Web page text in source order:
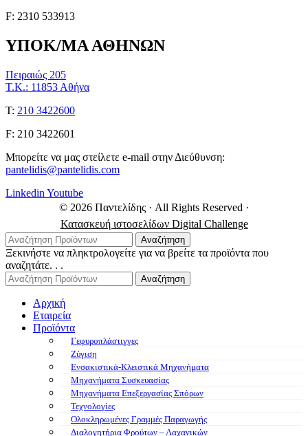
F: 2310 533913
ΥΠΟΚ/ΜΑ ΑΘΗΝΩΝ
Πειραιώς 205
Τ.Κ.: 11853 Αθήνα
Τ: 210 3422600
F: 210 3422601
Μπορείτε να μας στείλετε e-mail στην Διεύθυνση:
pantelidis@pantelidis.com
Linkedin Youtube
© 2026 Παντελίδης · All Rights Reserved ·
Κατασκευή ιστοσελίδων Digital Challenge
Αναζήτηση
Ξεκινήστε να πληκτρολογείτε για να βρείτε τα προϊόντα που
αναζητάτε. . .
Αναζήτηση
Αρχική
Εταιρεία
Προϊόντα
Γεφυροπλάστιγγες
Ζύγιση
Ενσακιστικά-Κλειστικά Μηχανήματα
Μηχανήματα Συσκευασίας
Μηχανήματα Επεξεργασίας Σπόρων
Τεχνολογίες
Ολοκληρωμένες Γραμμές Παραγωγής
Διαλογητήρια Φρούτων – Λαχανικών